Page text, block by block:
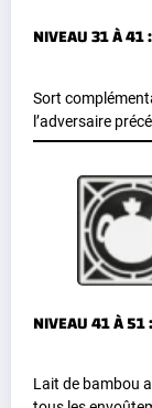
NIVEAU 31 À 41
Sort
l’adversaire
NIVEAU 41 À 51
Lait de bambou